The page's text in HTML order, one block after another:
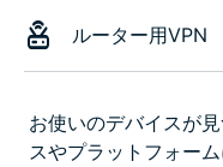
ルーター用VPN
お使いのデバイスが
スやプラットフォー